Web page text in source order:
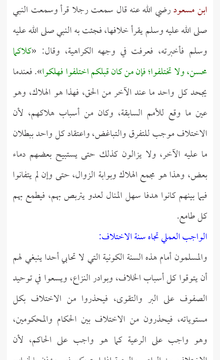
ابن مسعودرضي الله عنه قال سمعت رجلا قرأ وسمعت النبي
صلى الله عليه وسلم يقرأ خلافها، فجئت به النبي صلى الله عليه
وسلم فأخبرته، فعرفت في وجهه الكراهية، وقال: «كلاكما
محسن، ولا تختلفوا؛ فإن من كان قبلكم اختلفوا فهلكوا». فعندما
يجحد كل واحد ما عند الآخر من الحق، فهذا هو الهلاك، وهو
عين ما وقع للأمم السابقة، وكان من أسباب هلاكهم، لأن
الاختلاف موجب للتفرق والتباغض، واعتقاد كل واحد ببطلان
ما عليه الآخر، ولا يزالون كذلك حتى يستبيح بعضهم دماء
بعض، وهذا هو مجمع الهلاك وبوابة الزوال، حتى وإن لم يتفانوا
فيما بينهم كانوا هدفا سهل المنال لعدو يتربص بهم، فيطمع بهم
كل طامع.
الواجب العملي تجاه سنة الاختلاف:
والمسلمون أمام هذه السنة الكونية التي لا تحابي أحدا ينبغي لهم
أن يتوقوا كل أسباب الخلاف، وبوادر النزاع، ويسعوا في توحيد
الصفوف على البر والتقوى، فيحذروا من الاختلاف بكل
مستوياته، فيحذرون من الاختلاف بين الحكام والمحكومين،
وهو واجب على الرعية كما هو واجب على الحاكم، لأن